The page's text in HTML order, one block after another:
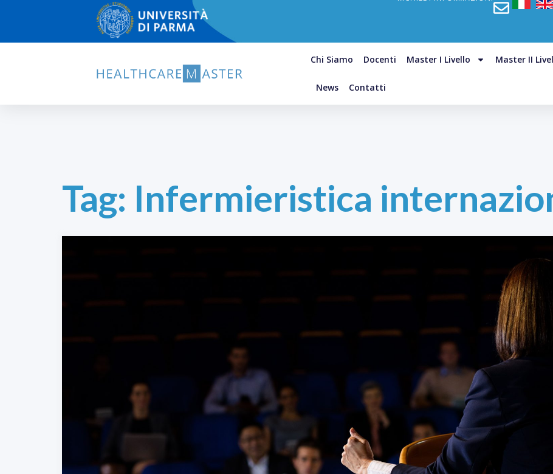
Chi Siamo Docenti Master I Livello Master II
News Contatti
Tag: Infermieristica